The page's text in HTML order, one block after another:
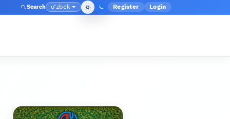
Search Language
o‘zbek Admin menyusi
Register Login